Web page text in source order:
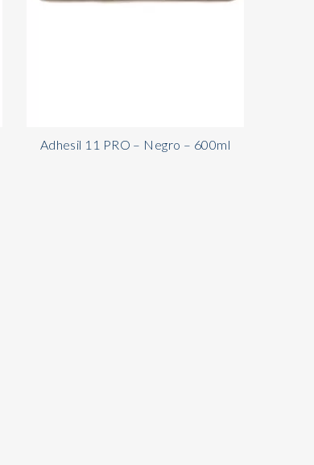
Adhesil 11 PRO – Negro – 600ml